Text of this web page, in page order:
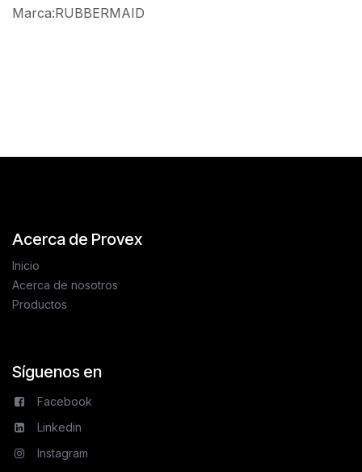
Marca:RUBBERMAID
Acerca de Provex
Inicio
Acerca de nosotros
Productos
Síguenos en
Facebook
Linkedin
Instagram